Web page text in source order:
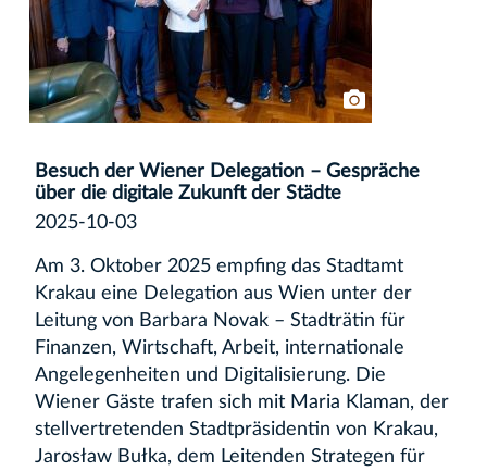
Besuch der Wiener Delegation – Gespräche
über die digitale Zukunft der Städte
2025-10-03
Am 3. Oktober 2025 empfing das Stadtamt
Krakau eine Delegation aus Wien unter der
Leitung von Barbara Novak – Stadträtin für
Finanzen, Wirtschaft, Arbeit, internationale
Angelegenheiten und Digitalisierung. Die
Wiener Gäste trafen sich mit Maria Klaman, der
stellvertretenden Stadtpräsidentin von Krakau,
Jarosław Bułka, dem Leitenden Strategen für